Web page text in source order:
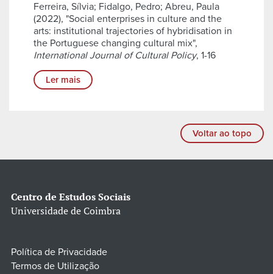
Ferreira, Sílvia; Fidalgo, Pedro; Abreu, Paula
(2022), "Social enterprises in culture and the
arts: institutional trajectories of hybridisation in
the Portuguese changing cultural mix",
International Journal of Cultural Policy, 1-16
Ler mais
Voltar ao topo
Centro de Estudos Sociais
Universidade de Coimbra
Política de Privacidade
Termos de Utilização